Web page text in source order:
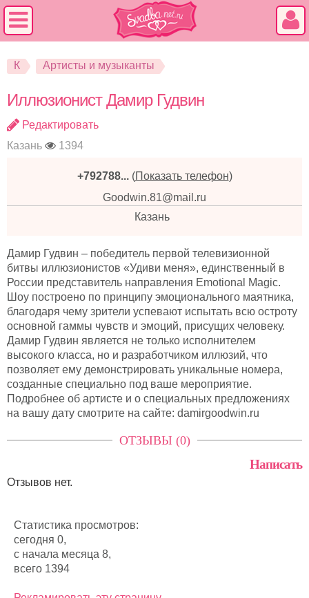
К Артисты и музыканты
Иллюзионист Дамир Гудвин
Редактировать
Казань
1394
+792788... (Показать телефон)
Goodwin.81@mail.ru
Казань
Дамир Гудвин – победитель первой телевизионной
битвы иллюзионистов «Удиви меня», единственный в
России представитель направления Emotional Magic.
Шоу построено по принципу эмоционального маятника,
благодаря чему зрители успевают испытать всю остроту
основной гаммы чувств и эмоций, присущих человеку.
Дамир Гудвин является не только исполнителем
высокого класса, но и разработчиком иллюзий, что
позволяет ему демонстрировать уникальные номера,
созданные специально под ваше мероприятие.
Подробнее об артисте и о специальных предложениях
на вашу дату смотрите на сайте: damirgoodwin.ru
ОТЗЫВЫ (0)
Написать
Отзывов нет.
Статистика просмотров:
сегодня 0,
с начала месяца 8,
всего 1394